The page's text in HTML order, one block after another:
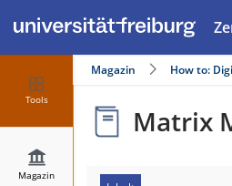
Tools
Magazin
Magazin How to:
Matrix